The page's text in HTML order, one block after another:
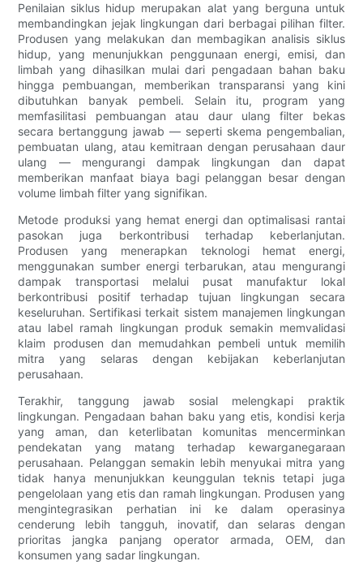
Penilaian siklus hidup merupakan alat yang berguna untuk
membandingkan jejak lingkungan dari berbagai pilihan filter.
Produsen yang melakukan dan membagikan analisis siklus
hidup, yang menunjukkan penggunaan energi, emisi, dan
limbah yang dihasilkan mulai dari pengadaan bahan baku
hingga pembuangan, memberikan transparansi yang kini
dibutuhkan banyak pembeli. Selain itu, program yang
memfasilitasi pembuangan atau daur ulang filter bekas
secara bertanggung jawab — seperti skema pengembalian,
pembuatan ulang, atau kemitraan dengan perusahaan daur
ulang — mengurangi dampak lingkungan dan dapat
memberikan manfaat biaya bagi pelanggan besar dengan
volume limbah filter yang signifikan.
Metode produksi yang hemat energi dan optimalisasi rantai
pasokan juga berkontribusi terhadap keberlanjutan.
Produsen yang menerapkan teknologi hemat energi,
menggunakan sumber energi terbarukan, atau mengurangi
dampak transportasi melalui pusat manufaktur lokal
berkontribusi positif terhadap tujuan lingkungan secara
keseluruhan. Sertifikasi terkait sistem manajemen lingkungan
atau label ramah lingkungan produk semakin memvalidasi
klaim produsen dan memudahkan pembeli untuk memilih
mitra yang selaras dengan kebijakan keberlanjutan
perusahaan.
Terakhir, tanggung jawab sosial melengkapi praktik
lingkungan. Pengadaan bahan baku yang etis, kondisi kerja
yang aman, dan keterlibatan komunitas mencerminkan
pendekatan yang matang terhadap kewarganegaraan
perusahaan. Pelanggan semakin lebih menyukai mitra yang
tidak hanya menunjukkan keunggulan teknis tetapi juga
pengelolaan yang etis dan ramah lingkungan. Produsen yang
mengintegrasikan perhatian ini ke dalam operasinya
cenderung lebih tangguh, inovatif, dan selaras dengan
prioritas jangka panjang operator armada, OEM, dan
konsumen yang sadar lingkungan.